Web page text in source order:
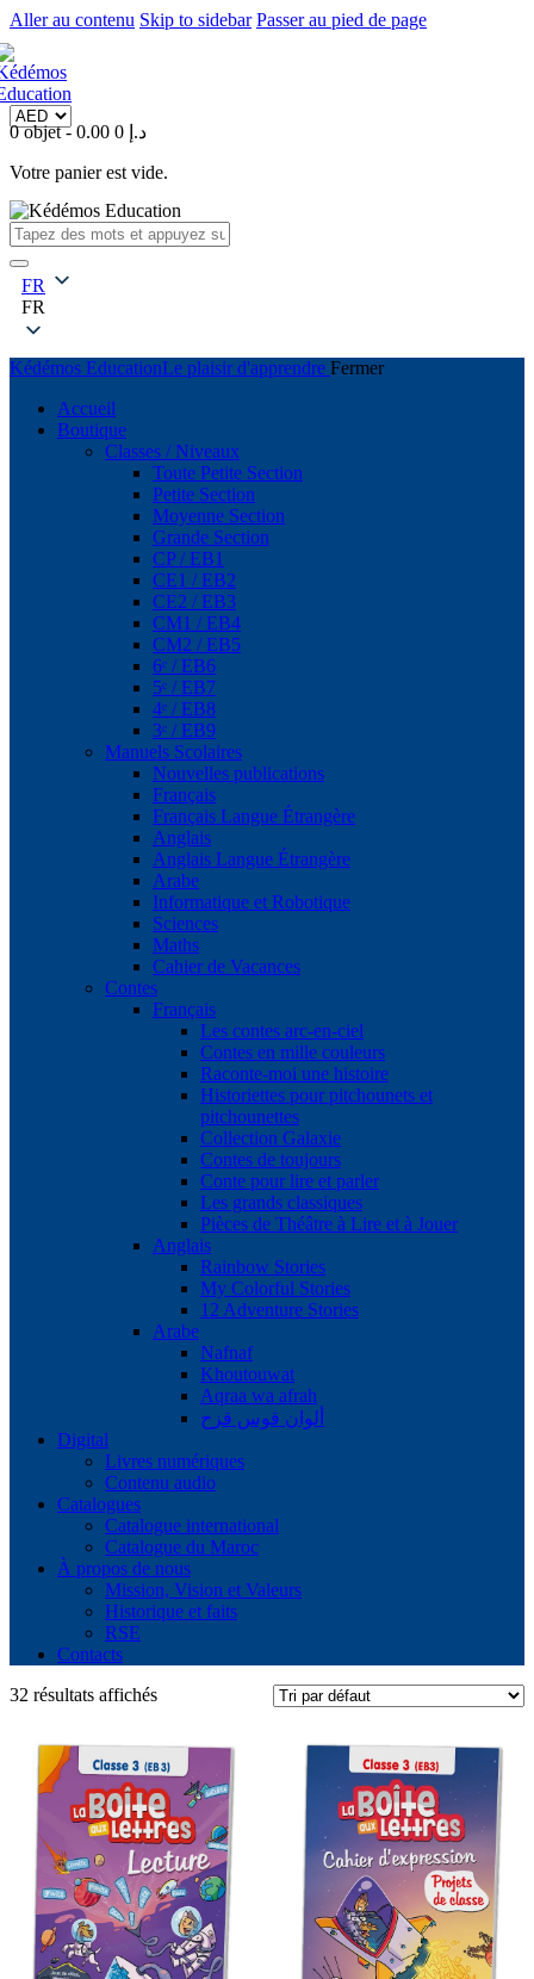
Aller au contenu Skip to sidebar Passer au pied de page
0 objet- 0.00 د.إ 0
Votre panier est vide.
FR
FR
Kédémos EducationLe plaisir d'apprendre Fermer
Accueil
Boutique
Classes / Niveaux
Toute Petite Section
Petite Section
Moyenne Section
Grande Section
CP / EB1
CE1 / EB2
CE2 / EB3
CM1 / EB4
CM2 / EB5
6ᵉ / EB6
5ᵉ / EB7
4ᵉ / EB8
3ᵉ / EB9
Manuels Scolaires
Nouvelles publications
Français
Français Langue Étrangère
Anglais
Anglais Langue Étrangère
Arabe
Informatique et Robotique
Sciences
Maths
Cahier de Vacances
Contes
Français
Les contes arc-en-ciel
Contes en mille couleurs
Raconte-moi une histoire
Historiettes pour pitchounets et
pitchounettes
Collection Galaxie
Contes de toujours
Conte pour lire et parler
Les grands classiques
Pièces de Théâtre à Lire et à Jouer
Anglais
Rainbow Stories
My Colorful Stories
12 Adventure Stories
Arabe
Nafnaf
Khoutouwat
Aqraa wa afrah
ألوان قوس قزح
Digital
Livres numériques
Contenu audio
Catalogues
Catalogue international
Catalogue du Maroc
À propos de nous
Mission, Vision et Valeurs
Historique et faits
RSE
Contacts
32 résultats affichés